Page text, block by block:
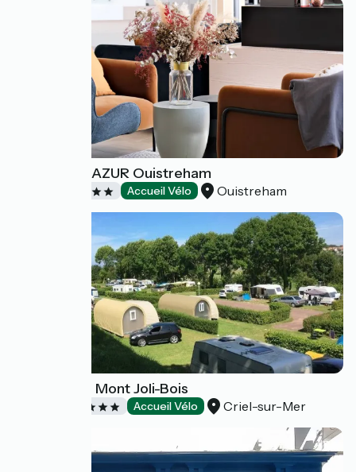
Hôtel THALAZUR Ouistreham
Accueil Vélo Ouistreham
Camping Le Mont Joli-Bois
Accueil Vélo Criel-sur-Mer